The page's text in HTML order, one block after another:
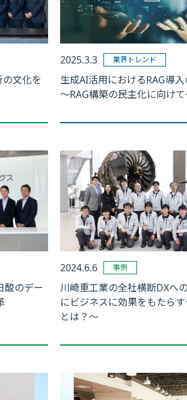
文化を
2025.3.3 業界トレンド
生成AI活用におけるRAG導
～RAG構築の民主化に向け
酸のデー
2024.6.6 事例
川崎重工業の全社横断DXへ
にビジネスに効果をもたら
とは？～